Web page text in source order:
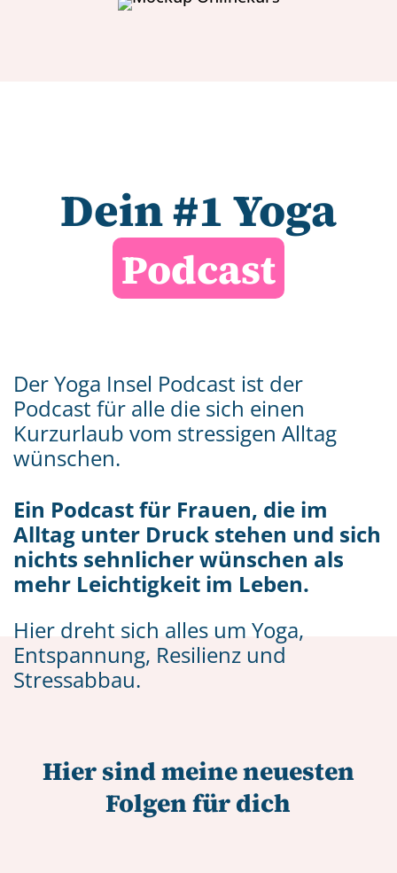
Dein #1 Yoga
Podcast
Der Yoga Insel Podcast ist der
Podcast für alle die sich einen
Kurzurlaub vom stressigen Alltag
wünschen.
Ein Podcast für Frauen, die im
Alltag unter Druck stehen und sich
nichts sehnlicher wünschen als
mehr Leichtigkeit im Leben.
Hier dreht sich alles um Yoga,
Entspannung, Resilienz und
Stressabbau.
Hier sind meine neuesten
Folgen für dich